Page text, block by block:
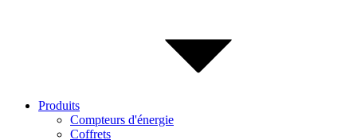
Produits
Compteurs d'énergie
Coffrets